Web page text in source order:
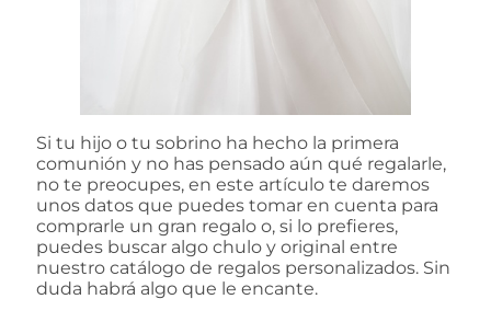
Si tu hijo o tu sobrino ha hecho la primera
comunión y no has pensado aún qué regalarle,
no te preocupes, en este artículo te daremos
unos datos que puedes tomar en cuenta para
comprarle un gran regalo o, si lo prefieres,
puedes buscar algo chulo y original entre
nuestro catálogo de regalos personalizados. Sin
duda habrá algo que le encante.